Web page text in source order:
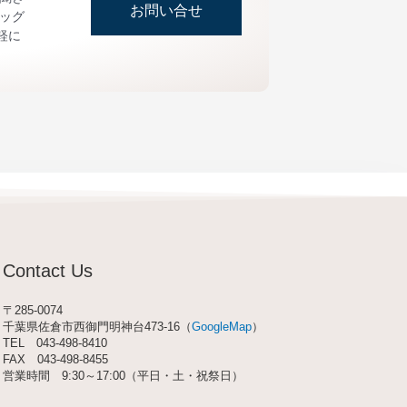
グ
に
お問い合せ
Contact Us
〒285-0074
千葉県佐倉市西御門明神台473-16（GoogleMap）
TEL 043-498-8410
FAX 043-498-8455
営業時間 9:30～17:00（平日・土・祝祭日）